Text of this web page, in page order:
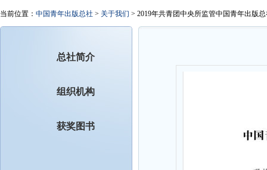
当前位置： 中国青年出版总社 > 关于我们 > 2019年共青团中央所监管中国青年出版
总社简介
组织机构
获奖图书